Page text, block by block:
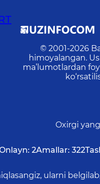
© 2001-2026
himoyalangan.
ma’lumotlardan
Oxirgi
2Amallar: 322
ularni